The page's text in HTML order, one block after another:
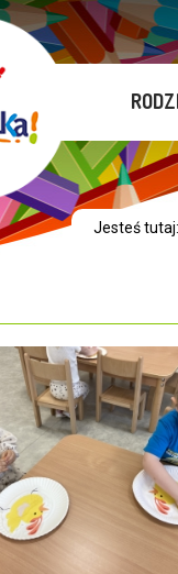
Jesteś tutaj: